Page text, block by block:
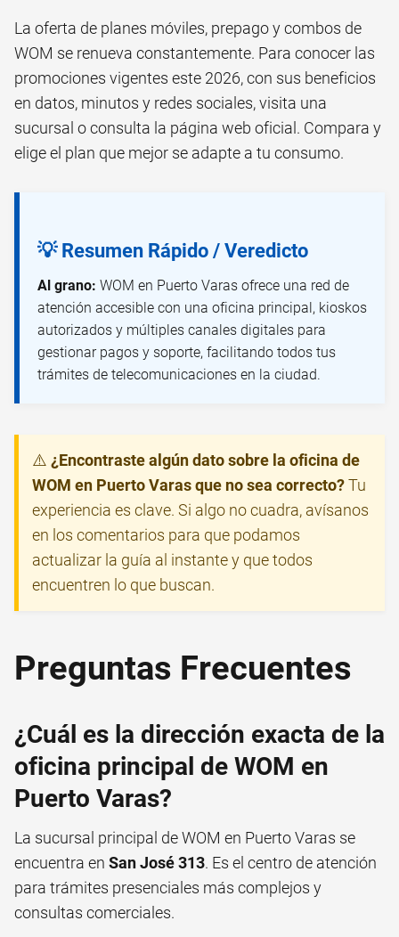
La oferta de planes móviles, prepago y combos de
WOM se renueva constantemente. Para conocer las
promociones vigentes este 2026, con sus beneficios
en datos, minutos y redes sociales, visita una
sucursal o consulta la página web oficial. Compara y
elige el plan que mejor se adapte a tu consumo.
💡 Resumen Rápido / Veredicto
Al grano: WOM en Puerto Varas ofrece una red de
atención accesible con una oficina principal, kioskos
autorizados y múltiples canales digitales para
gestionar pagos y soporte, facilitando todos tus
trámites de telecomunicaciones en la ciudad.
⚠️ ¿Encontraste algún dato sobre la oficina de
WOM en Puerto Varas que no sea correcto?Tu
experiencia es clave. Si algo no cuadra, avísanos
en los comentarios para que podamos
actualizar la guía al instante y que todos
encuentren lo que buscan.
Preguntas Frecuentes
¿Cuál es la dirección exacta de la
oficina principal de WOM en
Puerto Varas?
La sucursal principal de WOM en Puerto Varas se
encuentra en San José 313. Es el centro de atención
para trámites presenciales más complejos y
consultas comerciales.